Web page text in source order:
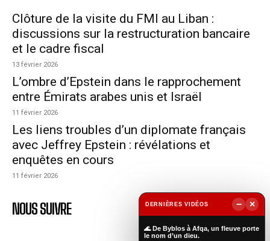
Clôture de la visite du FMI au Liban :
discussions sur la restructuration bancaire
et le cadre fiscal
13 février 2026
L’ombre d’Epstein dans le rapprochement
entre Émirats arabes unis et Israël
11 février 2026
Les liens troubles d’un diplomate français
avec Jeffrey Epstein : révélations et
enquêtes en cours
11 février 2026
NOUS SUIVRE DERNIÈRES VIDÉOS −
×
🌊 De Byblos à Afqa, un fleuve porte
le nom d’un dieu.